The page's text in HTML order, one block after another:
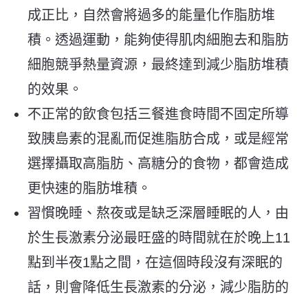
成正比，自然會將過多的能量化作脂肪堆
積。透過運動，能夠使得肌肉細胞去和脂肪
細胞競爭熱量資源，最終達到減少脂肪堆積
的效果。
不正常的飲食包括三餐進食時間不固定所導
致胰島素的混亂而促進脂肪合成，或是經常
選擇攝取高脂肪、高糖分的食物，都會造成
更快速的脂肪堆積。
習慣晚睡、熬夜或是缺乏深層睡眠的人，由
於生長激素分泌最旺盛的時間就在於晚上11
點到半夜1點之間，在這個時段沒有深眠的
話，則會降低生長激素的分泌，減少脂肪的